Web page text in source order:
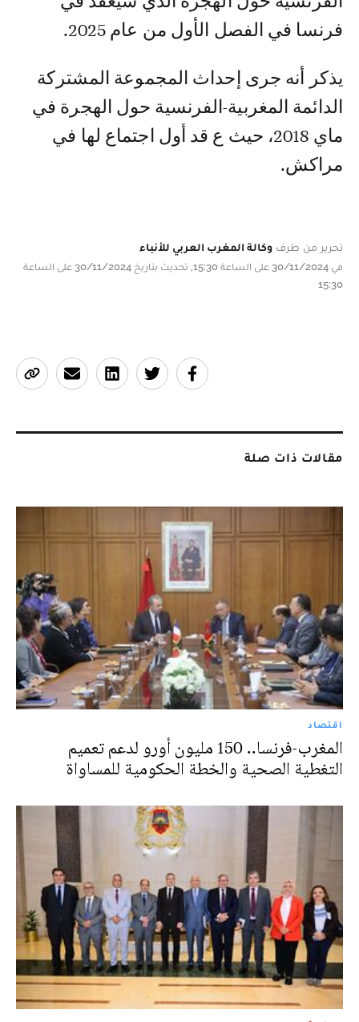
فرنسا في الفصل الأول من عام 2025.
يذكر أنه جرى إحداث المجموعة المشتركة
الدائمة المغربية-الفرنسية حول الهجرة في
ماي 2018، حيث ع قد أول اجتماع لها في
مراكش.
تحرير من طرف وكالة المغرب العربي للأنباء
في 30/11/2024 على الساعة 15:30, تحديث بتاريخ 30/11/2024 على الساعة
15:30
مقالات ذات صلة
اقتصاد
المغرب-فرنسا.. 150 مليون أورو لدعم تعميم
التغطية الصحية والخطة الحكومية للمساواة